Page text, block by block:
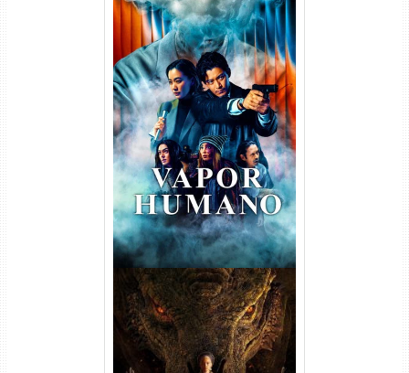
Vapor Humano 1ª Temporada
Torrent (2026) WEB-DL 1080p
Dual Áudio